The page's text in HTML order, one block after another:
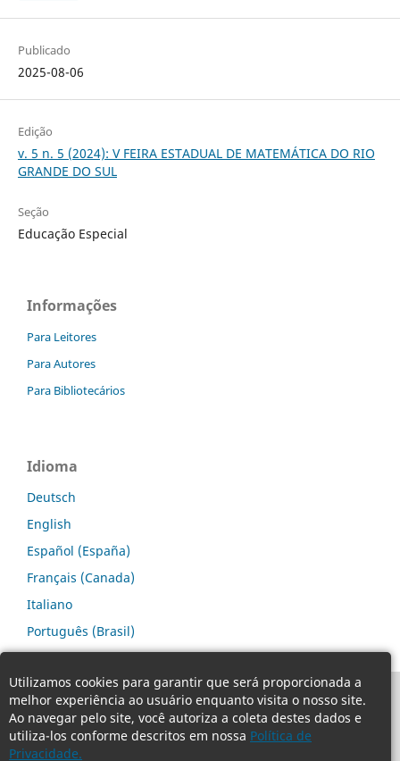
Utilizamos cookies para garantir que será proporcionada a
melhor experiência ao usuário enquanto visita o nosso site.
Ao navegar pelo site, você autoriza a coleta destes dados e
utiliza-los conforme descritos em nossa Política de
Privacidade.
Publicado
2025-08-06
Edição
v. 5 n. 5 (2024): V FEIRA ESTADUAL DE MATEMÁTICA DO RIO
GRANDE DO SUL
Seção
Educação Especial
Informações
Para Leitores
Para Autores
Para Bibliotecários
Idioma
Deutsch
English
Español (España)
Français (Canada)
Italiano
Português (Brasil)